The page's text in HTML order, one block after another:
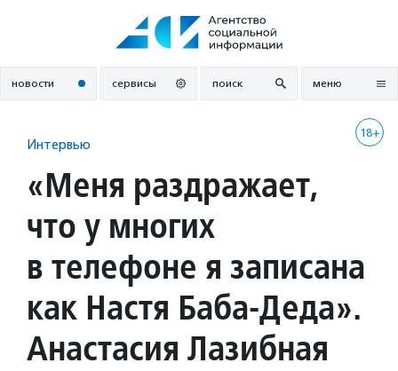
новости сервисы поиск меню
18+
Интервью
«Меня раздражает,
что у многих
в телефоне я записана
как Настя Баба-Деда».
Анастасия Лазибная